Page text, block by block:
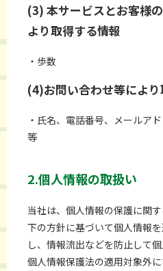
(3) 本サービスとお客様
より取得する情報
・歩数
(4)お問い合わせ等によ
・氏名、電話番号、メールア
等
2.個人情報の取扱い
当社は、個人情報の保護に関
下の方針に基づいて個人情報
し、情報流出などを防止して
個人情報保護法の適用対象外